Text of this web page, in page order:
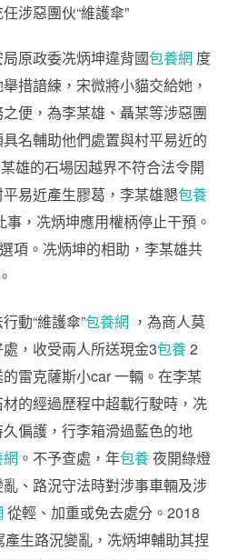
惡團伙“維護傘”
原政委冼炳坤違背國包養網 度
措諳練，宋微將小貓交給她，
便，為李某雄、聶某等涉惡團
名輔助他們處置與村平易近的
雄的石場因越界不符合法令開
易近產生膠葛，李某雄懇包養
，冼炳坤應用權柄停止干預。
項。冼炳坤的相助，李某雄共
動“維護傘”包養網 ，為商人莫
，收受兩人所送現金3包養2
雷克薩斯小car 一輛。在李某
的經過歷程中超載行駛時，冼
偏護，行李箱滑過藍色的地
。不予查處，年包養夜開綠燈
、路況守法時對涉事車輛及涉
從輕、加重或免去處分。2018
生路況變亂，冼炳坤輔助其捏